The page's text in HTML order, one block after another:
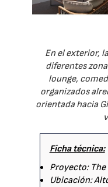
En el exterior,
diferentes
lounge,
organizados
orientada hacia
Ficha técnica:
Proyecto: The
Ubicación: